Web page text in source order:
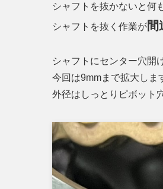
シャフトを抜かないと何
シャフトを抜く作業が間
シャフトにセンター穴開
今回は9mmまで拡大しま
外径はしっとりピボット